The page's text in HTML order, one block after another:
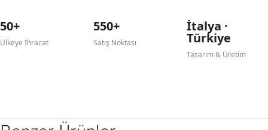
50+
Ülkeye İhracat
550+
Satış Noktası
İtalya ·
Türkiye
Tasarım & Üretim